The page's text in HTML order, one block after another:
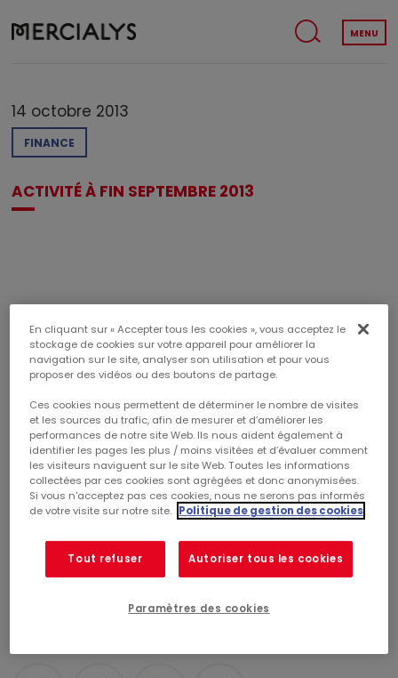
MENU
14 octobre 2013
FINANCE
ACTIVITÉ À FIN SEPTEMBRE 2013
TÉLÉCHARGER LE PDF
Poids du document : 106,88 KB
Catégories
CENTRES COMMERCIAUX RÉALISATIONS
COMMERCIALISATION RSE CORPORATE
FINANCE PALMARÈS NOMINATION
En cliquant sur « Accepter tous les cookies », vous acceptez le
stockage de cookies sur votre appareil pour améliorer la
navigation sur le site, analyser son utilisation et pour vous
proposer des vidéos ou des boutons de partage.
Ces cookies nous permettent de déterminer le nombre de visites
et les sources du trafic, afin de mesurer et d’améliorer les
performances de notre site Web. Ils nous aident également à
identifier les pages les plus / moins visitées et d’évaluer comment
les visiteurs naviguent sur le site Web. Toutes les informations
collectées par ces cookies sont agrégées et donc anonymisées.
Si vous n'acceptez pas ces cookies, nous ne serons pas informés
de votre visite sur notre site. Politique de gestion des cookies
Tout refuser Autoriser tous les cookies
Paramètres des cookies